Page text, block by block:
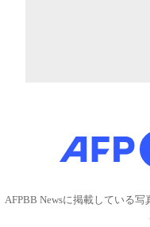
AFPBB Newsに掲載している